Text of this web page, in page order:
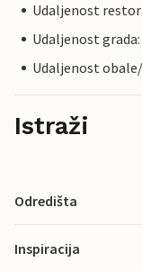
Udaljenost
Udaljenost
Udaljenost
Istraži
Odredišta
Inspiracija